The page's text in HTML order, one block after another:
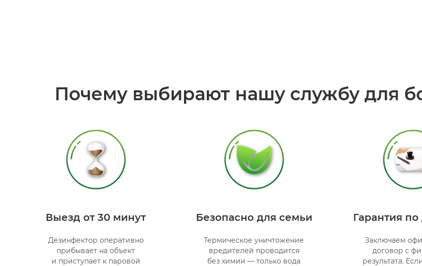
Почему выбирают нашу службу для
Выезд от 30 минут
Дезинфектор оперативно
прибывает на объект
и приступает к паровой
Безопасно для семьи
Термическое уничтожение
вредителей проводится
без химии — только вода
Гарантия
Заключаем
договор с
результата.